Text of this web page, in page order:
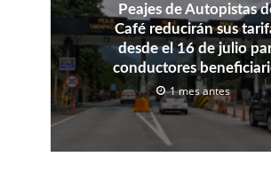
Peajes de Autopistas
Café reducirán sus
desde el 16 de julio
conductores
1 mes antes